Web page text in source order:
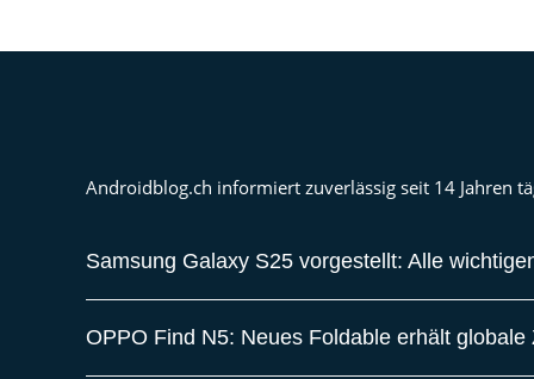
Beiträge
Androidblog.ch informiert zuverlässig seit 14 Jahren
Samsung Galaxy S25 vorgestellt: Alle
OPPO Find N5: Neues Foldable erhält globale